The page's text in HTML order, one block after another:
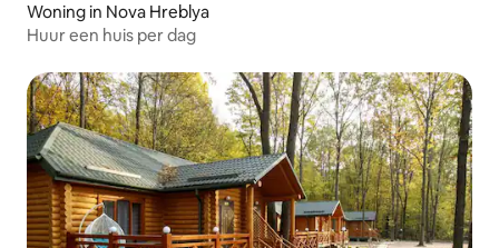
Woning in Nova Hreblya
Huur een huis per dag